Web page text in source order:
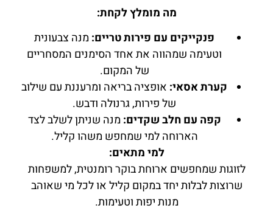
מה מומלץ לקחת:
פנקייקים עם פירות טריים: מנה צבעונית
וטעימה שמהווה את אחד הסימנים המסחריים
של המקום.
קערת אסאי: אופציה בריאה ומרעננת עם שילוב
של פירות, גרנולה ודבש.
קפה עם חלב שקדים: מנה שניתן לשלב לצד
הארוחה למי שמחפש משהו קליל.
למי מתאים:
לזוגות שמחפשים ארוחת בוקר רומנטית, למשפחות
שרוצות לבלות יחד במקום קליל או לכל מי שאוהב
מנות יפות וטעימות.